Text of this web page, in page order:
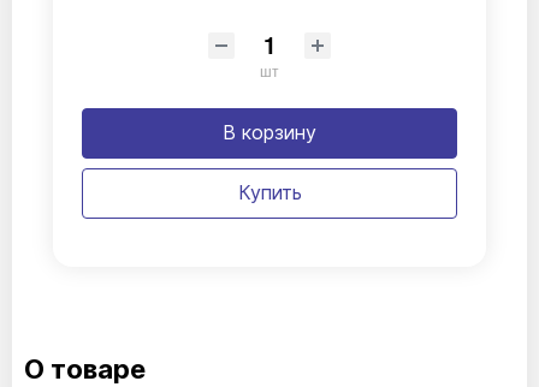
шт
В корзину
Купить
О товаре